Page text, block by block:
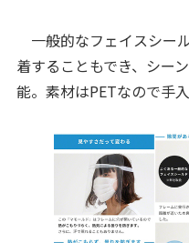
一般的なフェイスシー
着することもでき、シー
能。素材はPETなので手入